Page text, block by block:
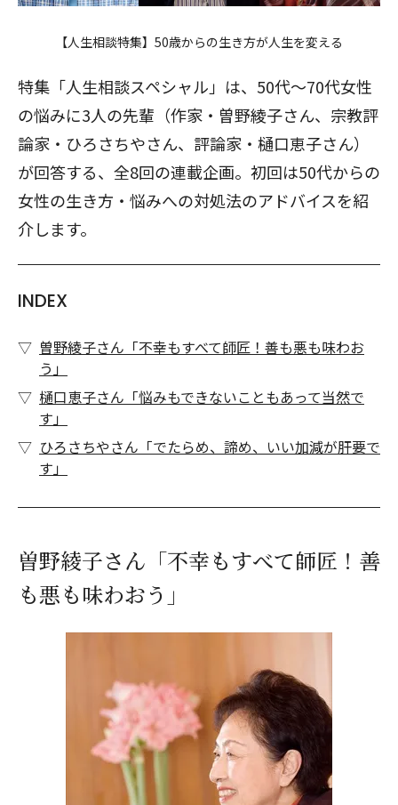
【人生相談特集】50歳からの生き方が人生を変える
特集「人生相談スペシャル」は、50代～70代女性
の悩みに3人の先輩（作家・曽野綾子さん、宗教評
論家・ひろさちやさん、評論家・樋口恵子さん）
が回答する、全8回の連載企画。初回は50代からの
女性の生き方・悩みへの対処法のアドバイスを紹
介します。
INDEX
曽野綾子さん「不幸もすべて師匠！善も悪も味わお
う」
樋口恵子さん「悩みもできないこともあって当然で
す」
ひろさちやさん「でたらめ、諦め、いい加減が肝要で
す」
曽野綾子さん「不幸もすべて師匠！善
も悪も味わおう」